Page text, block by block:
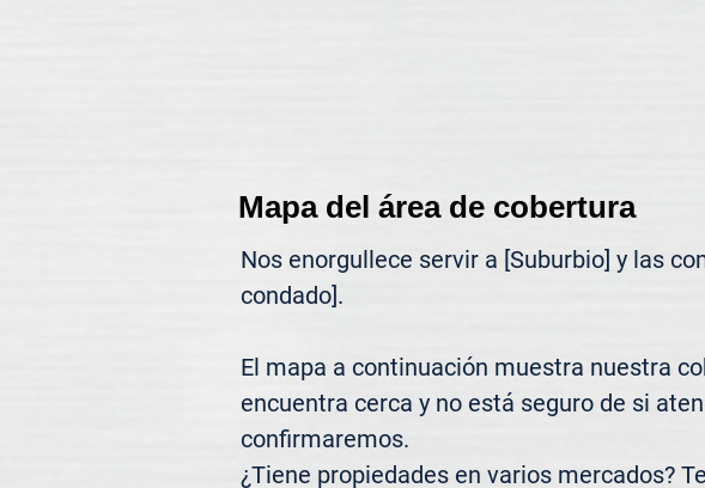
Mapa del área de cobertura
Nos enorgullece servir a [Suburbio] y las
condado].
El mapa a continuación muestra nuestra
encuentra cerca y no está seguro de si
confirmaremos.
¿Tiene propiedades en varios mercados?